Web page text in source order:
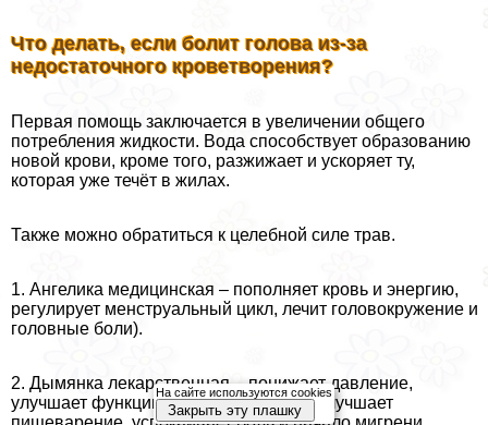
Что делать, если болит голова из-за
недостаточного кроветворения?
Первая помощь заключается в увеличении общего
потрeбления жидкости. Вода способствует образованию
новой крови, кроме того, разжижает и ускоряет ту,
которая уже течёт в жилах.
Также можно обратиться к целебной силе трав.
1. Ангелика медицинская – пополняет кровь и энергию,
регулирует мeнcтpуальный цикл, лечит головокружение и
головные боли).
2. Дымянка лекарственная – понижает давление,
улучшает функцию жёлчного пузыря, улучшает
На сайте используются cookies
Закрыть эту плашку